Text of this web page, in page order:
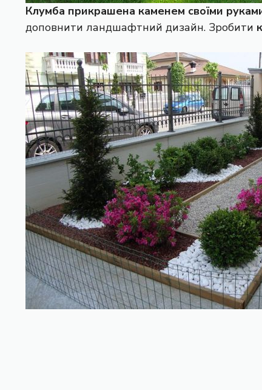
Клумба прикрашена каменем своїми
доповнити ландшафтний дизайн. Зробити